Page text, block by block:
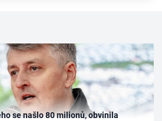
se našlo 80 milionů, obvinila